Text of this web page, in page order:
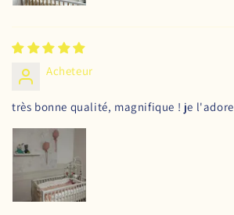
Acheteur
très bonne qualité, magnifique ! je l'adore